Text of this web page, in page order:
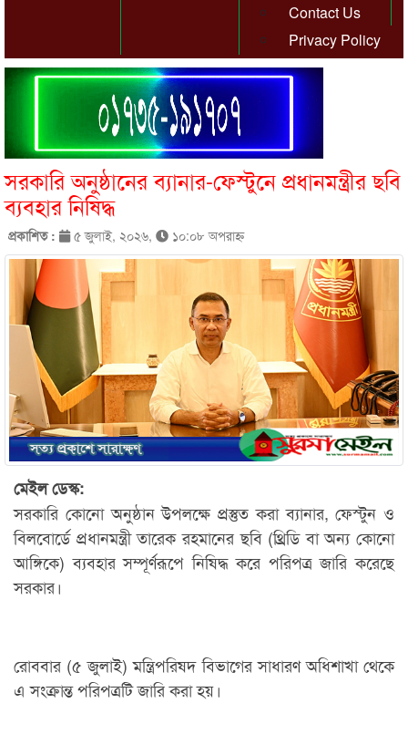
Contact Us
Privacy Policy
সরকারি অনুষ্ঠানের ব্যানার-ফেস্টুনে প্রধানমন্ত্রীর ছবি
ব্যবহার নিষিদ্ধ
প্রকাশিত : ৫ জুলাই, ২০২৬, ১০:০৮ অপরাহ্ণ
মেইল ডেস্ক:
সরকারি কোনো অনুষ্ঠান উপলক্ষে প্রস্তুত করা ব্যানার, ফেস্টুন ও
বিলবোর্ডে প্রধানমন্ত্রী তারেক রহমানের ছবি (থ্রিডি বা অন্য কোনো
আঙ্গিকে) ব্যবহার সম্পূর্ণরূপে নিষিদ্ধ করে পরিপত্র জারি করেছে
সরকার।
রোববার (৫ জুলাই) মন্ত্রিপরিষদ বিভাগের সাধারণ অধিশাখা থেকে
এ সংক্রান্ত পরিপত্রটি জারি করা হয়।